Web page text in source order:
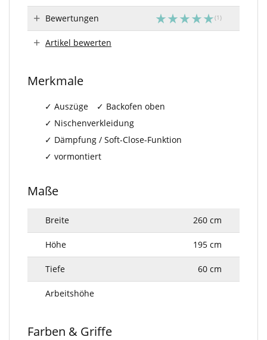
Bewertungen
Artikel bewerten
Merkmale
Auszüge
Backofen oben
Nischenverkleidung
Dämpfung / Soft-Close-Funktion
vormontiert
Maße
Breite 260 cm
Höhe 195 cm
Tiefe 60 cm
Arbeitshöhe
Farben & Griffe